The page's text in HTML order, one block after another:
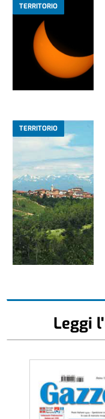
TERRITORIO
TERRITORIO
Leggi